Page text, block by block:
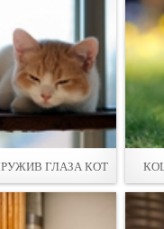
ГЛАЗА КОТ